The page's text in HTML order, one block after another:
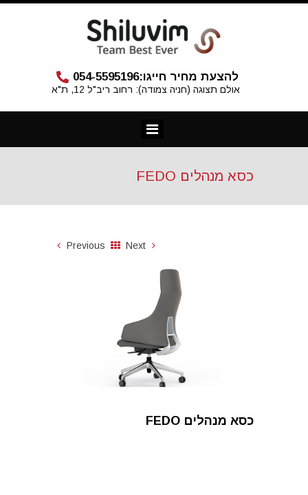
להצעת מחיר חייגו:054-5595196
אולם תצוגה (חניה צמודה): רחוב ריב"ל 12, ת"א
כסא מנהלים FEDO
Previous Next
כסא מנהלים FEDO